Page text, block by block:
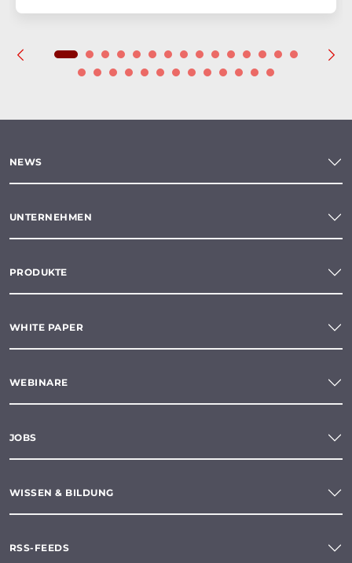
NEWS
UNTERNEHMEN
PRODUKTE
WHITE PAPER
WEBINARE
JOBS
WISSEN & BILDUNG
RSS-FEEDS